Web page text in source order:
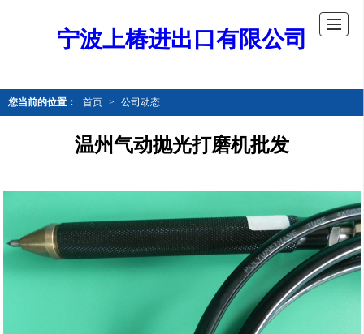
宁波上椿进出口有限公司
您当前的位置： 首页 > 公司动态
温州气动抛光打磨机批发